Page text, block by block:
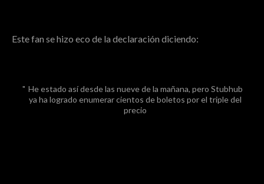
Este fan se hizo eco de la declaración diciendo:
He estado así desde las nueve de la mañana, pero Stubhub
ya ha logrado enumerar cientos de boletos por el triple del
precio